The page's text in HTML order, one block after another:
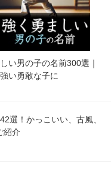
い男の子の名前300選｜
い勇敢な子に
選！かっこいい、古風、
紹介